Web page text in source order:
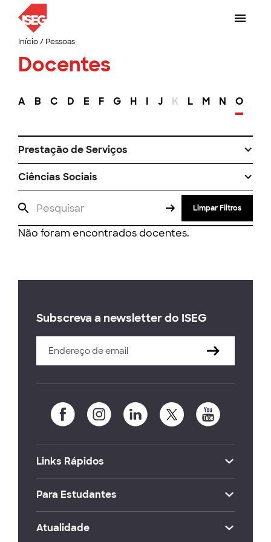
Início/ Pessoas
Docentes
A B C D E F G H I J K L M N O
Prestação de Serviços
Ciências Sociais
Limpar Filtros
Não foram encontrados docentes.
Subscreva a newsletter do ISEG
Links Rápidos
Para Estudantes
Atualidade